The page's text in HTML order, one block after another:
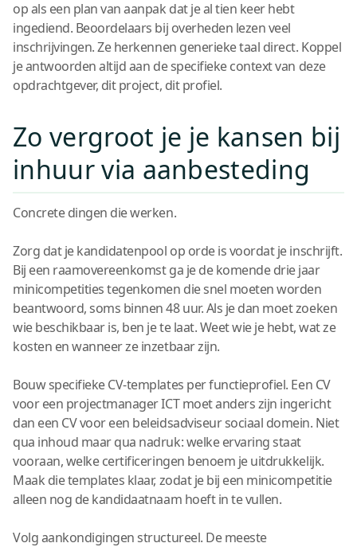
op als een plan van aanpak dat je al tien keer hebt
ingediend. Beoordelaars bij overheden lezen veel
inschrijvingen. Ze herkennen generieke taal direct. Koppel
je antwoorden altijd aan de specifieke context van deze
opdrachtgever, dit project, dit profiel.
Zo vergroot je je kansen bij
inhuur via aanbesteding
Concrete dingen die werken.
Zorg dat je kandidatenpool op orde is voordat je inschrijft.
Bij een raamovereenkomst ga je de komende drie jaar
minicompetities tegenkomen die snel moeten worden
beantwoord, soms binnen 48 uur. Als je dan moet zoeken
wie beschikbaar is, ben je te laat. Weet wie je hebt, wat ze
kosten en wanneer ze inzetbaar zijn.
Bouw specifieke CV-templates per functieprofiel. Een CV
voor een projectmanager ICT moet anders zijn ingericht
dan een CV voor een beleidsadviseur sociaal domein. Niet
qua inhoud maar qua nadruk: welke ervaring staat
vooraan, welke certificeringen benoem je uitdrukkelijk.
Maak die templates klaar, zodat je bij een minicompetitie
alleen nog de kandidaatnaam hoeft in te vullen.
Volg aankondigingen structureel. De meeste